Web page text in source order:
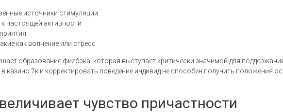
источники стимуляции
настоящей активности
как волнение или стресс
образование фидбэка, которая выступает критически значимой для
казино 7к и корректировать поведение индивид не способен получить положения
чувство причастности